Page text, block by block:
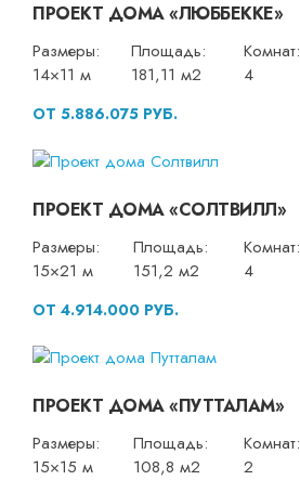
ПРОЕКТ ДОМА «ЛЮББЕККЕ»
Размеры:
14×11 м
Площадь:
181,11 м2
Комнат:
4
ОТ 5.886.075 РУБ.
ПРОЕКТ ДОМА «СОЛТВИЛЛ»
Размеры:
15×21 м
Площадь:
151,2 м2
Комнат:
4
ОТ 4.914.000 РУБ.
ПРОЕКТ ДОМА «ПУТТАЛАМ»
Размеры:
15×15 м
Площадь:
108,8 м2
Комнат:
2